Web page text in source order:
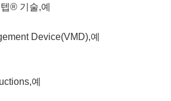
® 기술,예
Device(VMD),예
예